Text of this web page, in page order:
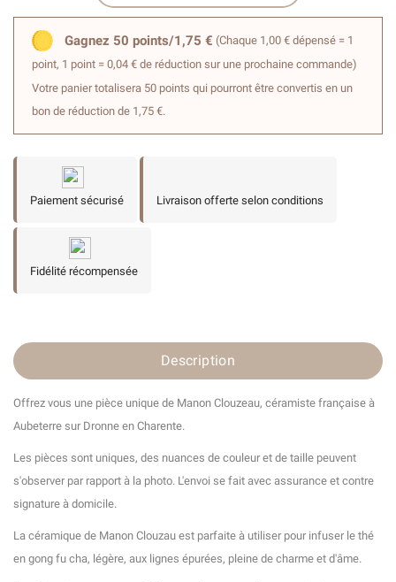
Gagnez 50 points/1,75 € (Chaque 1,00 € dépensé = 1
point, 1 point = 0,04 € de réduction sur une prochaine commande)
Votre panier totalisera 50 points qui pourront être convertis en un
bon de réduction de 1,75 €.
Paiement sécurisé Livraison offerte selon conditions
Fidélité récompensée
Description
Offrez vous une pièce unique de Manon Clouzeau, céramiste française à
Aubeterre sur Dronne en Charente.
Les pièces sont uniques, des nuances de couleur et de taille peuvent
s'observer par rapport à la photo. L'envoi se fait avec assurance et contre
signature à domicile.
La céramique de Manon Clouzau est parfaite à utiliser pour infuser le thé
en gong fu cha, légère, aux lignes épurées, pleine de charme et d'âme.